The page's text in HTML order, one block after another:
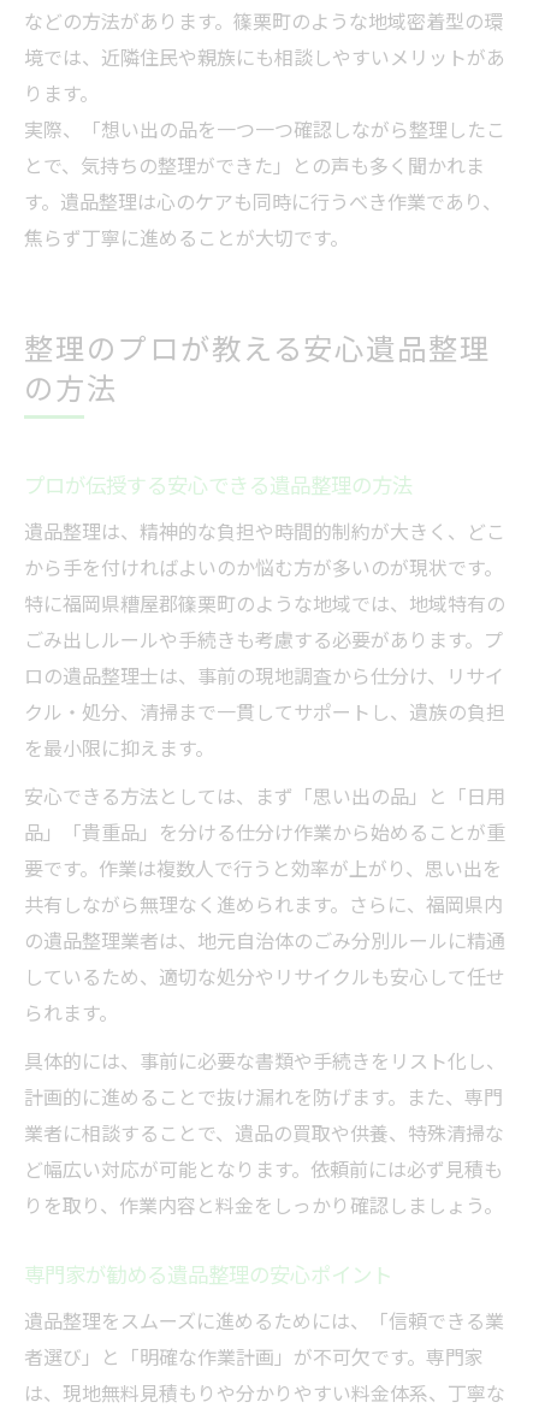
などの方法があります。篠栗町のような地域密着型の環
境では、近隣住民や親族にも相談しやすいメリットがあ
ります。
実際、「想い出の品を一つ一つ確認しながら整理したこ
とで、気持ちの整理ができた」との声も多く聞かれま
す。遺品整理は心のケアも同時に行うべき作業であり、
焦らず丁寧に進めることが大切です。
整理のプロが教える安心遺品整理
の方法
プロが伝授する安心できる遺品整理の方法
遺品整理は、精神的な負担や時間的制約が大きく、どこ
から手を付ければよいのか悩む方が多いのが現状です。
特に福岡県糟屋郡篠栗町のような地域では、地域特有の
ごみ出しルールや手続きも考慮する必要があります。プ
ロの遺品整理士は、事前の現地調査から仕分け、リサイ
クル・処分、清掃まで一貫してサポートし、遺族の負担
を最小限に抑えます。
安心できる方法としては、まず「思い出の品」と「日用
品」「貴重品」を分ける仕分け作業から始めることが重
要です。作業は複数人で行うと効率が上がり、思い出を
共有しながら無理なく進められます。さらに、福岡県内
の遺品整理業者は、地元自治体のごみ分別ルールに精通
しているため、適切な処分やリサイクルも安心して任せ
られます。
具体的には、事前に必要な書類や手続きをリスト化し、
計画的に進めることで抜け漏れを防げます。また、専門
業者に相談することで、遺品の買取や供養、特殊清掃な
ど幅広い対応が可能となります。依頼前には必ず見積も
りを取り、作業内容と料金をしっかり確認しましょう。
専門家が勧める遺品整理の安心ポイント
遺品整理をスムーズに進めるためには、「信頼できる業
者選び」と「明確な作業計画」が不可欠です。専門家
は、現地無料見積もりや分かりやすい料金体系、丁寧な